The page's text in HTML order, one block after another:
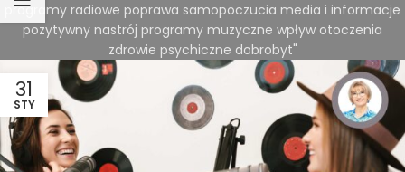
programy radiowe poprawa samopoczucia media i informacje
pozytywny nastrój programy muzyczne wpływ otoczenia
zdrowie psychiczne dobrobyt"
31
STY